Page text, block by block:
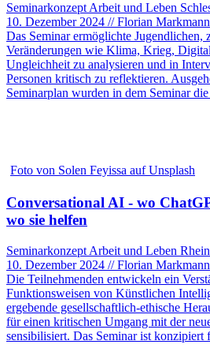
Seminarkonzept Arbeit und Leben
10. Dezember 2024 // Florian Markmann
Das Seminar ermöglichte Jugendlichen,
Veränderungen wie Klima, Krieg,
Ungleichheit zu analysieren und in
Personen kritisch zu reflektieren.
Seminarplan wurden in dem Seminar
Foto von Solen Feyissa auf Unsplash
Conversational AI - wo
wo sie helfen
Seminarkonzept Arbeit und Leben
10. Dezember 2024 // Florian Markmann
Die Teilnehmenden entwickeln ein
Funktionsweisen von Künstlichen
ergebende gesellschaftlich-ethische
für einen kritischen Umgang mit der
sensibilisiert. Das Seminar ist